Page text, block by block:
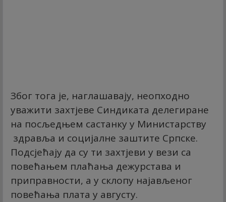
Због тога је, наглашавају, неопходно
уважити захтјеве Синдиката делегиране
на посљедњем састанку у Министарству
здравља и социјалне заштите Српске.
Подсјећају да су ти захтјеви у вези са
повећањем плаћања дежурстава и
приправности, а у склопу најављеног
повећања плата у августу.